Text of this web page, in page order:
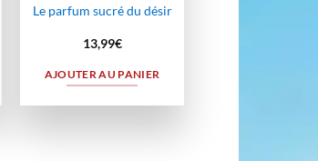
Le parfum sucré du désir
13,99€
AJOUTER AU PANIER